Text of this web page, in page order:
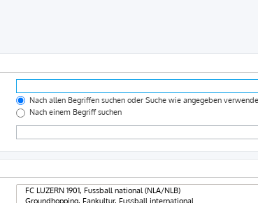
Nach allen Begriffen suchen oder Suche wie angegeben
Nach einem Begriff suchen